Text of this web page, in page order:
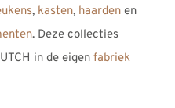
, kasten, haardenen
. Deze collecties
in de eigen fabriek